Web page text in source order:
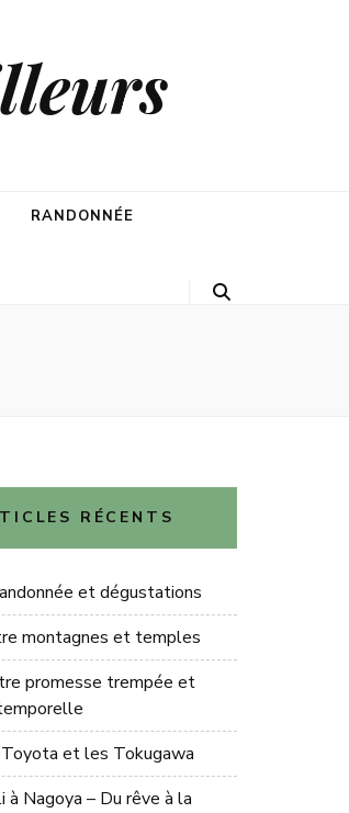
RANDONNÉE
RÉCENTS
et dégustations
montagnes et temples
promesse trempée et
Toyota et les Tokugawa
à Nagoya – Du rêve à la